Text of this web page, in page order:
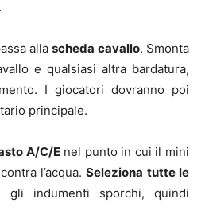
allascheda cavallo. Smonta
e qualsiasi altra bardatura,
I giocatori dovranno poi
principale.
A/C/Enel punto in cui il mini
l’acqua.Seleziona tutte le
indumenti sporchi, quindi